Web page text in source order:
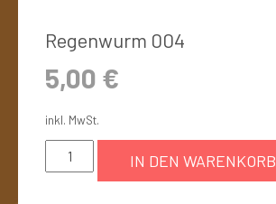
Regenwurm 004
5,00 €
inkl. MwSt.
IN DEN WARENKORB